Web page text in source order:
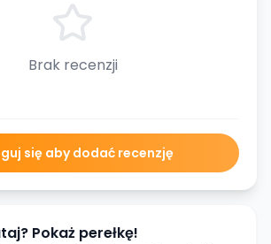
Brak recenzji
się aby dodać recenzję
Pokaż perełkę!